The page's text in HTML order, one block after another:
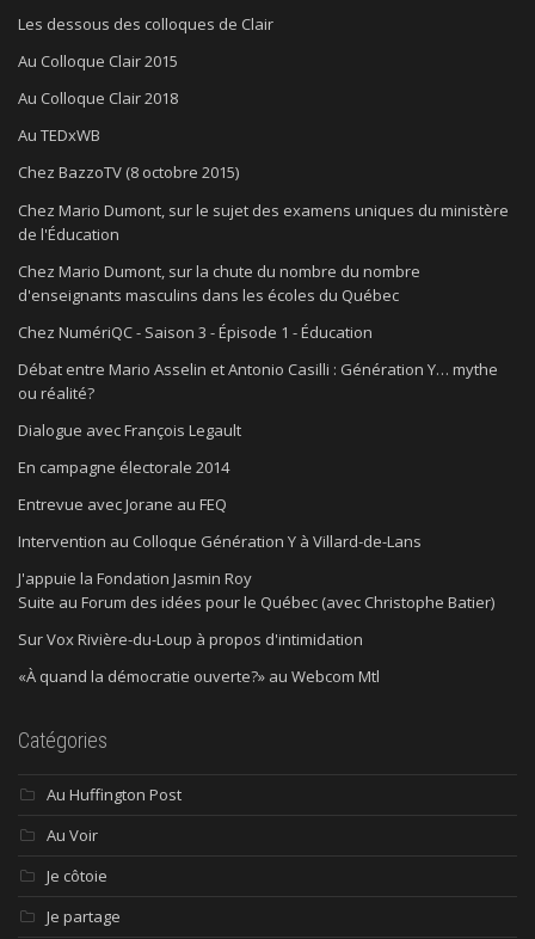
Les dessous des colloques de Clair
Au Colloque Clair 2015
Au Colloque Clair 2018
Au TEDxWB
Chez BazzoTV (8 octobre 2015)
Chez Mario Dumont, sur le sujet des examens uniques du ministère
de l'Éducation
Chez Mario Dumont, sur la chute du nombre du nombre
d'enseignants masculins dans les écoles du Québec
Chez NumériQC - Saison 3 - Épisode 1 - Éducation
Débat entre Mario Asselin et Antonio Casilli : Génération Y… mythe
ou réalité?
Dialogue avec François Legault
En campagne électorale 2014
Entrevue avec Jorane au FEQ
Intervention au Colloque Génération Y à Villard-de-Lans
J'appuie la Fondation Jasmin Roy
Suite au Forum des idées pour le Québec (avec Christophe Batier)
Sur Vox Rivière-du-Loup à propos d'intimidation
«À quand la démocratie ouverte?» au Webcom Mtl
Catégories
Au Huffington Post
Au Voir
Je côtoie
Je partage